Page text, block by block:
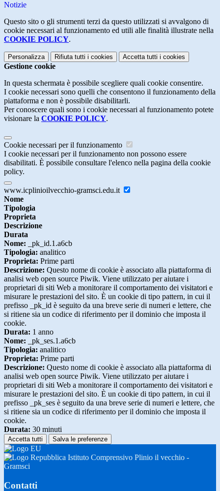
Notizie
Questo sito o gli strumenti terzi da questo utilizzati si avvalgono di
cookie necessari al funzionamento ed utili alle finalità illustrate nella
COOKIE POLICY.
Personalizza Rifiuta tutti i cookies Accetta tutti i cookies
Gestione cookie
In questa schermata è possibile scegliere quali cookie consentire.
I cookie necessari sono quelli che consentono il funzionamento della
piattaforma e non è possibile disabilitarli.
Per conoscere quali sono i cookie necessari al funzionamento potete
visionare la COOKIE POLICY.
Cookie necessari per il funzionamento
I cookie necessari per il funzionamento non possono essere
disabilitati. È possibile consultare l'elenco nella pagina della cookie
policy.
www.icplinioilvecchio-gramsci.edu.it
Nome
Tipologia
Proprieta
Descrizione
Durata
Nome: _pk_id.1.a6cb
Tipologia: analitico
Proprieta: Prime parti
Descrizione: Questo nome di cookie è associato alla piattaforma di
analisi web open source Piwik. Viene utilizzato per aiutare i
proprietari di siti Web a monitorare il comportamento dei visitatori e
misurare le prestazioni del sito. È un cookie di tipo pattern, in cui il
prefisso _pk_id è seguito da una breve serie di numeri e lettere, che
si ritiene sia un codice di riferimento per il dominio che imposta il
cookie.
Durata: 1 anno
Nome: _pk_ses.1.a6cb
Tipologia: analitico
Proprieta: Prime parti
Descrizione: Questo nome di cookie è associato alla piattaforma di
analisi web open source Piwik. Viene utilizzato per aiutare i
proprietari di siti Web a monitorare il comportamento dei visitatori e
misurare le prestazioni del sito. È un cookie di tipo pattern, in cui il
prefisso _pk_ses è seguito da una breve serie di numeri e lettere, che
si ritiene sia un codice di riferimento per il dominio che imposta il
cookie.
Durata: 30 minuti
Accetta tutti Salva le preferenze
Istituto Comprensivo Plinio il vecchio -
Gramsci
Contatti